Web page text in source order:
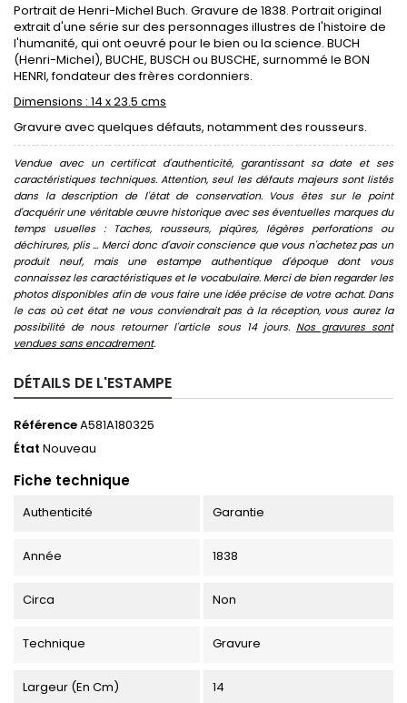
Portrait de Henri-Michel Buch. Gravure de 1838. Portrait original
extrait d'une série sur des personnages illustres de l'histoire de
l'humanité, qui ont oeuvré pour le bien ou la science. BUCH
(Henri-Michel), BUCHE, BUSCH ou BUSCHE, surnommé le BON
HENRI, fondateur des frères cordonniers.
Dimensions : 14 x 23.5 cms
Gravure avec quelques défauts, notamment des rousseurs.
Vendue avec un certificat d'authenticité, garantissant sa date et ses
caractéristiques techniques. Attention, seul les défauts majeurs sont listés
dans la description de l'état de conservation. Vous êtes sur le point
d'acquérir une véritable œuvre historique avec ses éventuelles marques du
temps usuelles : Taches, rousseurs, piqûres, légères perforations ou
déchirures, plis ... Merci donc d'avoir conscience que vous n'achetez pas un
produit neuf, mais une estampe authentique d'époque dont vous
connaissez les caractéristiques et le vocabulaire. Merci de bien regarder les
photos disponibles afin de vous faire une idée précise de votre achat. Dans
le cas où cet état ne vous conviendrait pas à la réception, vous aurez la
possibilité de nous retourner l'article sous 14 jours. Nos gravures sont
vendues sans encadrement.
DÉTAILS DE L'ESTAMPE
RéférenceA581A180325
État Nouveau
Fiche technique
Authenticité Garantie
Année 1838
Circa Non
Technique Gravure
Largeur (en Cm) 14